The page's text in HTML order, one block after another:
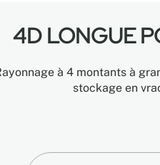
4D LONGUE
à 4 montants à
stockage en